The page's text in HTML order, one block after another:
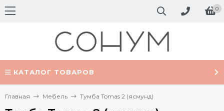
0
КАТАЛОГ ТОВАРОВ
Главная Мебель Тумба Tomas 2 (ясмунд)